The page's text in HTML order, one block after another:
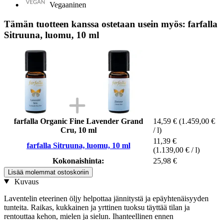
Vegaaninen
Tämän tuotteen kanssa ostetaan usein myös: farfalla
Sitruuna, luomu, 10 ml
farfalla Organic Fine Lavender Grand
Cru, 10 ml
14,59 € (1.459,00 €
/ l)
farfalla Sitruuna, luomu, 10 ml
11,39 €
(1.139,00 € / l)
Kokonaishinta:
25,98 €
Lisää molemmat ostoskoriin
Kuvaus
Laventelin eteerinen öljy helpottaa jännitystä ja epäyhtenäisyyden
tunteita. Raikas, kukkainen ja yrttinen tuoksu täyttää tilan ja
rentouttaa kehon, mielen ja sielun. Ihanteellinen ennen